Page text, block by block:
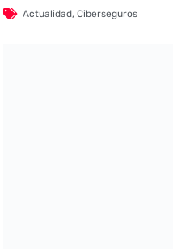
Actualidad,Ciberseguros